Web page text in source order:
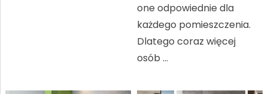
one odpowiednie dla
każdego pomieszczenia.
Dlatego coraz więcej
osób …